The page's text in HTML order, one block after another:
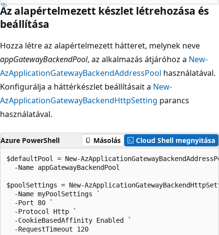
Az alapértelmezett készlet létrehozása és
beállítása
Hozza létre az alapértelmezett hátteret, melynek neve
appGatewayBackendPool, az alkalmazás átjáróhoz a New-
AzApplicationGatewayBackendAddressPool használatával.
Konfigurálja a háttérkészlet beállításait a New-
AzApplicationGatewayBackendHttpSetting parancs
használatával.
Azure PowerShell Másolás Cloud Shell megnyitása
$defaultPool = New-
  -Name appGatewayBackendPool
$poolSettings = New-
  -Name myPoolSettings `
  -Port 80 `
  -Protocol Http `
  -CookieBasedAffinity Enabled `